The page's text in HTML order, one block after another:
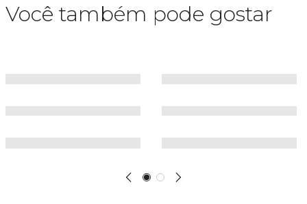
Você também pode gostar